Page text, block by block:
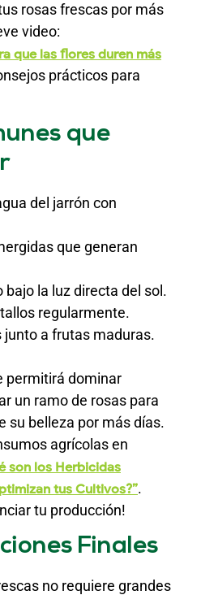
rosas frescas por más
video:
que las flores duren más
prácticos para
que
del jarrón con
que generan
bajo la luz directa del sol.
regularmente.
junto a frutas maduras.
permitirá dominar
un ramo de rosas para
su belleza por más días.
agrícolas en
son los Herbicidas
tus Cultivos?”.
tu producción!
Finales
no requiere grandes